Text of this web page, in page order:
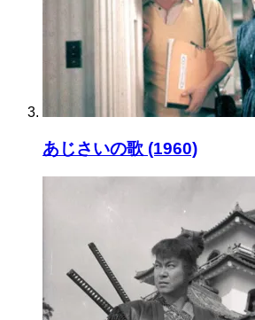
あじさいの歌 (1960)